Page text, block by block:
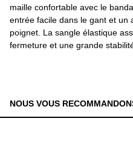
maille confortable avec le
entrée facile dans le gant et un
poignet. La sangle élastique
fermeture et une grande